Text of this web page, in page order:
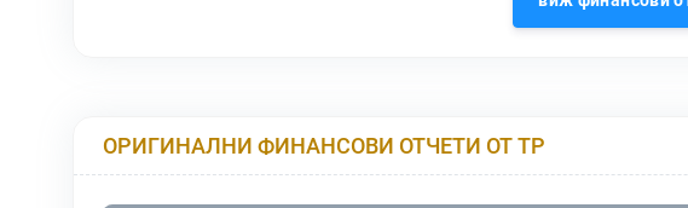
ОРИГИНАЛНИ ФИНАНСОВИ ОТЧЕТИ ОТ ТР